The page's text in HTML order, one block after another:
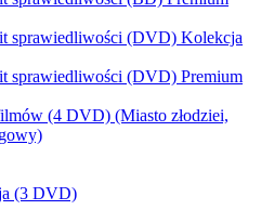
sprawiedliwości (DVD) Kolekcja
sprawiedliwości (DVD) Premium
(4 DVD) (Miasto złodziei,
(3 DVD)